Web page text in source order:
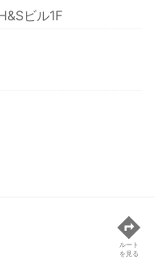
ビル1F
ルート
を見る